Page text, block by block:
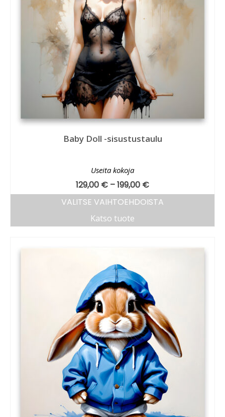
Baby Doll -sisustustaulu
Useita kokoja
129,00 € –199,00 €
VALITSE VAIHTOEHDOISTA
Katso tuote